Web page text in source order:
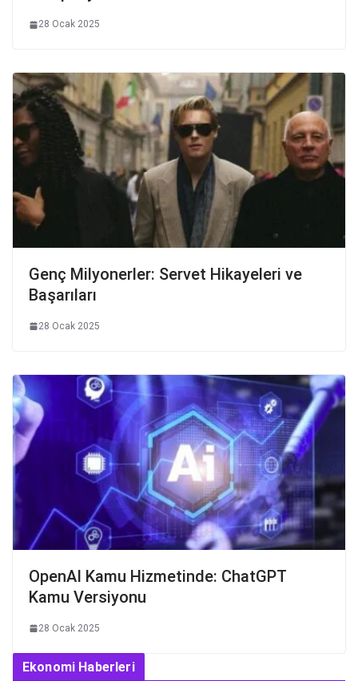
28 Ocak 2025
Genç Milyonerler: Servet Hikayeleri ve
Başarıları
28 Ocak 2025
OpenAI Kamu Hizmetinde: ChatGPT
Kamu Versiyonu
28 Ocak 2025
Ekonomi Haberleri